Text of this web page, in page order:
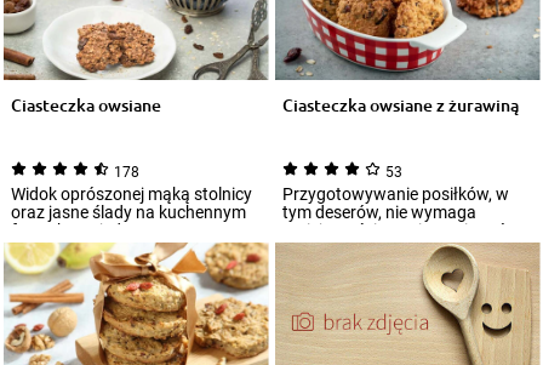
Ciasteczka owsiane
178
Widok oprószonej mąką stolnicy
oraz jasne ślady na kuchennym
fartuchu to jednoznaczne
skojarzenie...
Ciasteczka owsiane z żurawiną
53
Przygotowywanie posiłków, w
tym deserów, nie wymaga
umiejętności na miarę mistrzów
cukiernictwa...